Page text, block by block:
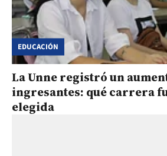
EDUCACIÓN
La Unne registró un
ingresantes: qué carrera
elegida